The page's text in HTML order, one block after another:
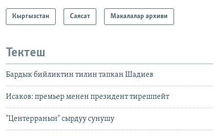
Кыргызстан Саясат Макалалар архиви
Тектеш
Бардык бийликтин тилин тапкан Шадиев
Исаков: премьер менен президент тирешпейт
"Центерранын" сырдуу сунушу